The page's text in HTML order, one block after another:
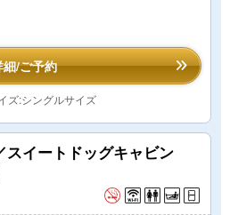
細/ご予約
ズ:シングルサイズ
スイートドッグキャビン